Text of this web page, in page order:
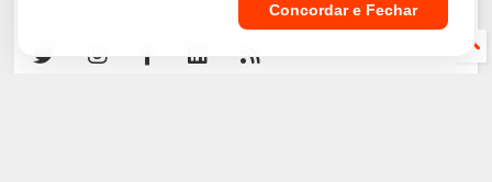
Concordar e Fechar